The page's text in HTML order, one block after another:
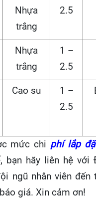
Nhựa
trắng
2.5
Nhựa
trắng
1 –
2.5
Cao su
1 –
2.5
mức chi phí lắp
bạn hãy liên hệ với
ngũ nhân viên
giá. Xin cảm ơn!